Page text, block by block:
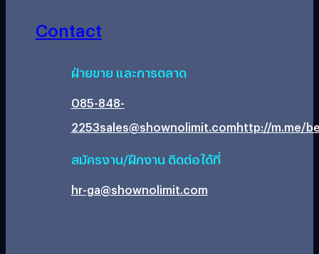
Contact
ฝ่ายขาย และการตลาด
085-848-
2253sales@shownolimit.comhttp://m.me/
สมัครงาน/ฝึกงาน ติดต่อได้ที่
hr-ga@shownolimit.com